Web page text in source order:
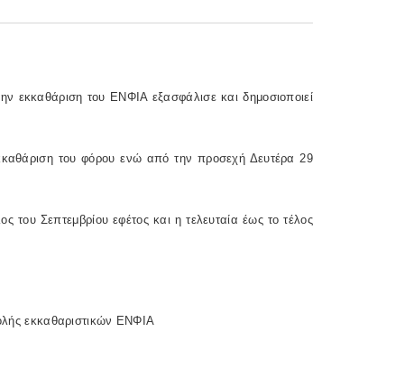
εκκαθάριση του ΕΝΦΙΑ εξασφάλισε και δημοσιοποιεί
του φόρου ενώ από την προσεχή Δευτέρα 29
του Σεπτεμβρίου εφέτος και η τελευταία έως το τέλος
εκκαθαριστικών ΕΝΦΙΑ